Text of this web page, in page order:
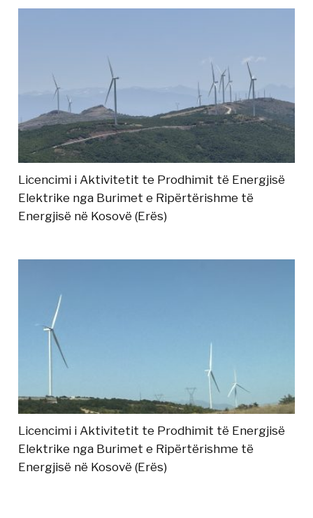
Licencimi i Aktivitetit te Prodhimit të Energjisë
Elektrike nga Burimet e Ripërtërishme të
Energjisë në Kosovë (Erës)
Licencimi i Aktivitetit te Prodhimit të Energjisë
Elektrike nga Burimet e Ripërtërishme të
Energjisë në Kosovë (Erës)